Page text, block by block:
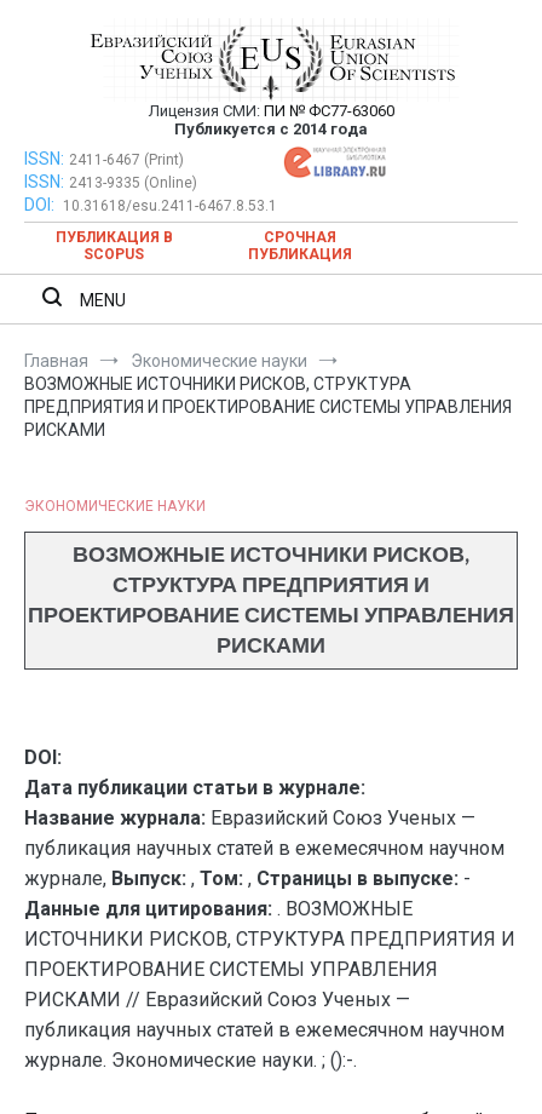
Евразийский Союз Ученых —
публикация научных статей в
ежемесячном научном журнале
Лицензия СМИ: ПИ № ФС77-63060
Публикуется с 2014 года
Евразийский Союз Ученых — публикация научных статей в
ежемесячном научном журнале
ISSN: 2411-6467 (Print)
ISSN: 2413-9335 (Online)
DOI:
10.31618/esu.2411-6467.8.53.1
ПУБЛИКАЦИЯ В
SCOPUS
СРОЧНАЯ
ПУБЛИКАЦИЯ
MENU
Главная
Экономические науки
ВОЗМОЖНЫЕ ИСТОЧНИКИ РИСКОВ, СТРУКТУРА
ПРЕДПРИЯТИЯ И ПРОЕКТИРОВАНИЕ СИСТЕМЫ УПРАВЛЕНИЯ
РИСКАМИ
ЭКОНОМИЧЕСКИЕ НАУКИ
ВОЗМОЖНЫЕ ИСТОЧНИКИ РИСКОВ,
СТРУКТУРА ПРЕДПРИЯТИЯ И
ПРОЕКТИРОВАНИЕ СИСТЕМЫ УПРАВЛЕНИЯ
РИСКАМИ
DOI:
Дата публикации статьи в журнале:
Название журнала: Евразийский Союз Ученых —
публикация научных статей в ежемесячном научном
журнале, Выпуск: , Том: , Страницы в выпуске: -
Данные для цитирования: . ВОЗМОЖНЫЕ
ИСТОЧНИКИ РИСКОВ, СТРУКТУРА ПРЕДПРИЯТИЯ И
ПРОЕКТИРОВАНИЕ СИСТЕМЫ УПРАВЛЕНИЯ
РИСКАМИ // Евразийский Союз Ученых —
публикация научных статей в ежемесячном научном
журнале. Экономические науки. ; ():-.